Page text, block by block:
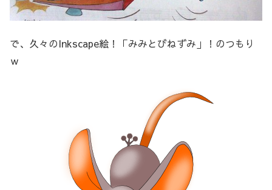
で、久々のInkscape絵！「みみとびねずみ」！のつもり
ｗ